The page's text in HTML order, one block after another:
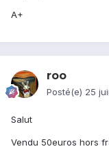
A+
roo
Posté(e) 25
Salut
Vendu 50euros hors